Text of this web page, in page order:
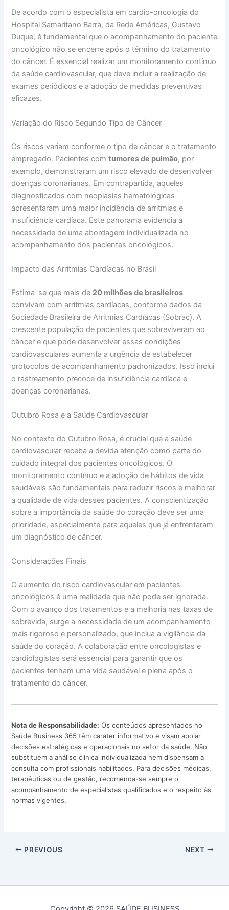
De acordo com o especialista em cardio-oncologia do
Hospital Samaritano Barra, da Rede Américas, Gustavo
Duque, é fundamental que o acompanhamento do paciente
oncológico não se encerre após o término do tratamento
do câncer. É essencial realizar um monitoramento contínuo
da saúde cardiovascular, que deve incluir a realização de
exames periódicos e a adoção de medidas preventivas
eficazes.
Variação do Risco Segundo Tipo de Câncer
Os riscos variam conforme o tipo de câncer e o tratamento
empregado. Pacientes comtumores de pulmão, por
exemplo, demonstraram um risco elevado de desenvolver
doenças coronarianas. Em contrapartida, aqueles
diagnosticados com neoplasias hematológicas
apresentaram uma maior incidência de arritmias e
insuficiência cardíaca. Este panorama evidencia a
necessidade de uma abordagem individualizada no
acompanhamento dos pacientes oncológicos.
Impacto das Arritmias Cardíacas no Brasil
Estima-se que mais de 20 milhões de brasileiros
convivam com arritmias cardíacas, conforme dados da
Sociedade Brasileira de Arritmias Cardíacas (Sobrac). A
crescente população de pacientes que sobreviveram ao
câncer e que pode desenvolver essas condições
cardiovasculares aumenta a urgência de estabelecer
protocolos de acompanhamento padronizados. Isso inclui
o rastreamento precoce de insuficiência cardíaca e
doenças coronarianas.
Outubro Rosa e a Saúde Cardiovascular
No contexto do Outubro Rosa, é crucial que a saúde
cardiovascular receba a devida atenção como parte do
cuidado integral dos pacientes oncológicos. O
monitoramento contínuo e a adoção de hábitos de vida
saudáveis são fundamentais para reduzir riscos e melhorar
a qualidade de vida desses pacientes. A conscientização
sobre a importância da saúde do coração deve ser uma
prioridade, especialmente para aqueles que já enfrentaram
um diagnóstico de câncer.
Considerações Finais
O aumento do risco cardiovascular em pacientes
oncológicos é uma realidade que não pode ser ignorada.
Com o avanço dos tratamentos e a melhoria nas taxas de
sobrevida, surge a necessidade de um acompanhamento
mais rigoroso e personalizado, que inclua a vigilância da
saúde do coração. A colaboração entre oncologistas e
cardiologistas será essencial para garantir que os
pacientes tenham uma vida saudável e plena após o
tratamento do câncer.
Nota de Responsabilidade: Os conteúdos apresentados no
Saúde Business 365 têm caráter informativo e visam apoiar
decisões estratégicas e operacionais no setor da saúde. Não
substituem a análise clínica individualizada nem dispensam a
consulta com profissionais habilitados. Para decisões médicas,
terapêuticas ou de gestão, recomenda-se sempre o
acompanhamento de especialistas qualificados e o respeito às
normas vigentes.
PREVIOUS NEXT